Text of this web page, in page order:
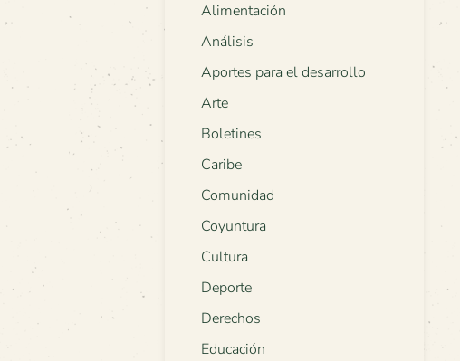
Alimentación
Análisis
Aportes para el desarrollo
Arte
Boletines
Caribe
Comunidad
Coyuntura
Cultura
Deporte
Derechos
Educación